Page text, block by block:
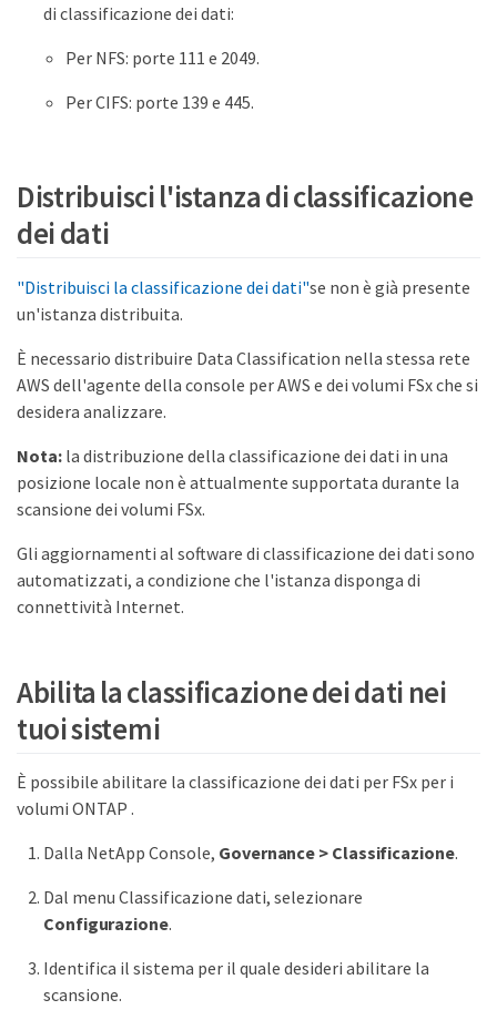
di classificazione dei dati:
Per NFS: porte 111 e 2049.
Per CIFS: porte 139 e 445.
Distribuisci l'istanza di classificazione
dei dati
"Distribuisci la classificazione dei dati"se non è già presente
un'istanza distribuita.
È necessario distribuire Data Classification nella stessa rete
AWS dell'agente della console per AWS e dei volumi FSx che si
desidera analizzare.
Nota:la distribuzione della classificazione dei dati in una
posizione locale non è attualmente supportata durante la
scansione dei volumi FSx.
Gli aggiornamenti al software di classificazione dei dati sono
automatizzati, a condizione che l'istanza disponga di
connettività Internet.
Abilita la classificazione dei dati nei
tuoi sistemi
È possibile abilitare la classificazione dei dati per FSx per i
volumi ONTAP .
Dalla NetApp Console, Governance > Classificazione.
Dal menu Classificazione dati, selezionare
Configurazione.
Identifica il sistema per il quale desideri abilitare la
scansione.